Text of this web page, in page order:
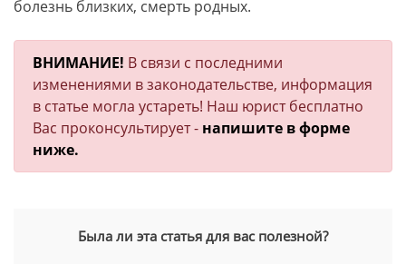
болезнь близких, смерть родных.
ВНИМАНИЕ! В связи с последними
изменениями в законодательстве, информация
в статье могла устареть! Наш юрист бесплатно
Вас проконсультирует - напишите в форме
ниже.
Была ли эта статья для вас полезной?